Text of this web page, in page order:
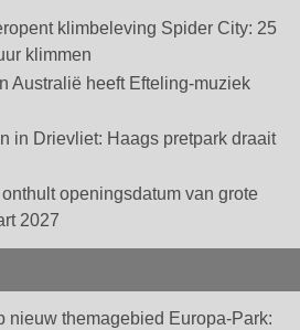
klimbeleving Spider City: 25
klimmen
Australië heeft Efteling-muziek
in Drievliet: Haags pretpark draait
openingsdatum van grote
2027
nieuw themagebied Europa-Park: